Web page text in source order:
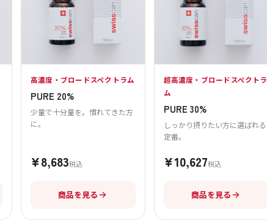
高濃度・ブロードスペクトラム
PURE 20%
少量で十分量を。慣れてきた方
に。
¥8,683税込
商品を見る
超高濃度・ブロードスペクトラ
ム
PURE 30%
しっかり摂りたい方に選ばれる
定番。
¥10,627税込
商品を見る